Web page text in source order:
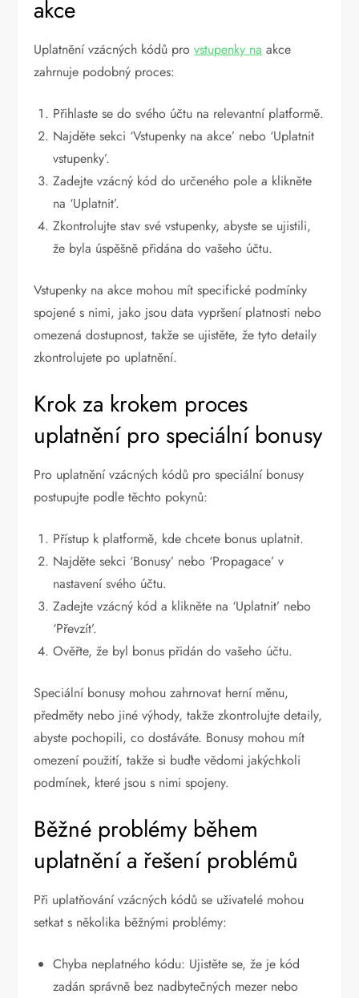
akce
Uplatnění vzácných kódů provstupenky na akce
zahrnuje podobný proces:
Přihlaste se do svého účtu na relevantní platformě.
Najděte sekci ‘Vstupenky na akce’ nebo ‘Uplatnit
vstupenky’.
Zadejte vzácný kód do určeného pole a klikněte
na ‘Uplatnit’.
Zkontrolujte stav své vstupenky, abyste se ujistili,
že byla úspěšně přidána do vašeho účtu.
Vstupenky na akce mohou mít specifické podmínky
spojené s nimi, jako jsou data vypršení platnosti nebo
omezená dostupnost, takže se ujistěte, že tyto detaily
zkontrolujete po uplatnění.
Krok za krokem proces
uplatnění pro speciální bonusy
Pro uplatnění vzácných kódů pro speciální bonusy
postupujte podle těchto pokynů:
Přístup k platformě, kde chcete bonus uplatnit.
Najděte sekci ‘Bonusy’ nebo ‘Propagace’ v
nastavení svého účtu.
Zadejte vzácný kód a klikněte na ‘Uplatnit’ nebo
‘Převzít’.
Ověřte, že byl bonus přidán do vašeho účtu.
Speciální bonusy mohou zahrnovat herní měnu,
předměty nebo jiné výhody, takže zkontrolujte detaily,
abyste pochopili, co dostáváte. Bonusy mohou mít
omezení použití, takže si buďte vědomi jakýchkoli
podmínek, které jsou s nimi spojeny.
Běžné problémy během
uplatnění a řešení problémů
Při uplatňování vzácných kódů se uživatelé mohou
setkat s několika běžnými problémy:
Chyba neplatného kódu: Ujistěte se, že je kód
zadán správně bez nadbytečných mezer nebo